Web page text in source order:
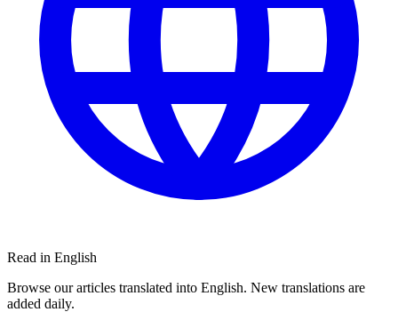
Read in English
Browse our articles translated into English. New translations are
added daily.